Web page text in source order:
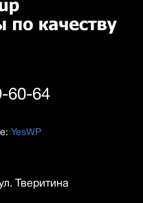
60-64
YesWP
Тверитина